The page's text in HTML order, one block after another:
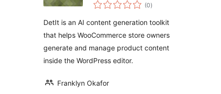
WooCommerce
(0celkové
hodnotenie
)
DetIt is an AI content generation toolkit
that helps WooCommerce store owners
generate and manage product content
inside the WordPress editor.
Franklyn Okafor